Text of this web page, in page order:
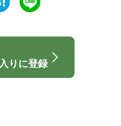
りに登録